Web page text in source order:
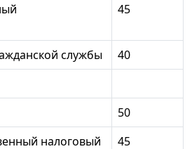
45
службы
40
50
налоговый
45